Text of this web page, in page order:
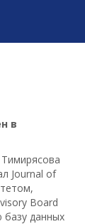
в
Journal of
Board
данных